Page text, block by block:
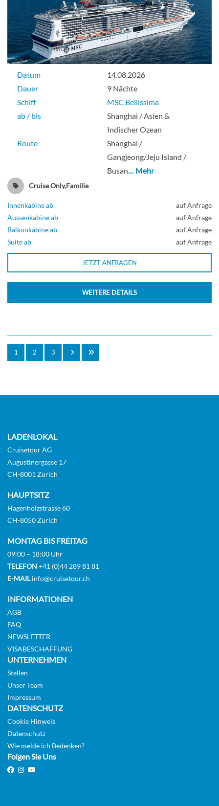
Datum
14.08.2026
Dauer
9 Nächte
Schiff
MSC Bellissima
ab / bis
Shanghai / Asien &
Indischer Ozean
Route
Shanghai /
Gangjeong/Jeju Island /
Busan… Mehr
Cruise Only,Familie
Innenkabine ab
auf Anfrage
Aussenkabine ab
auf Anfrage
Balkonkabine ab
auf Anfrage
Suite ab
auf Anfrage
JETZT ANFRAGEN
WEITERE DETAILS
1 2 3
LADENLOKAL
Cruisetour AG
Augustinergasse 17
CH-8001 Zürich
HAUPTSITZ
Hagenholzstrasse 60
CH-8050 Zürich
MONTAG BIS FREITAG
09:00 – 18:00 Uhr
TELEFON +41 (0)44 289 81 81
E-MAILinfo@cruisetour.ch
INFORMATIONEN
AGB
FAQ
NEWSLETTER
VISABESCHAFFUNG
UNTERNEHMEN
Stellen
Unser Team
Impressum
DATENSCHUTZ
Cookie Hinweis
Datenschutz
Wie melde ich Bedenken?
Folgen Sie Uns